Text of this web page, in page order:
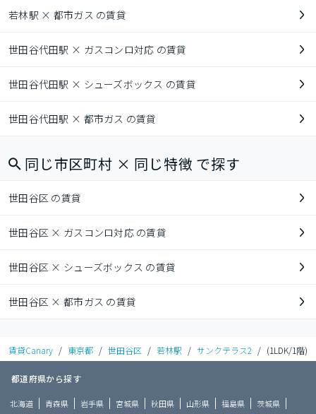
若林駅 × 都市ガス の賃貸
世田谷代田駅 × ガスコンロ対応 の賃貸
世田谷代田駅 × シューズボックス の賃貸
世田谷代田駅 × 都市ガス の賃貸
同じ市区町村 × 同じ特徴 で探す
世田谷区 の賃貸
世田谷区 × ガスコンロ対応 の賃貸
世田谷区 × シューズボックス の賃貸
世田谷区 × 都市ガス の賃貸
賃貸Canary / 東京都 / 世田谷区 / 若林駅 / サンクテラス2 / (1LDK/1階)
都道府県から探す
北海道 青森県 岩手県 宮城県 秋田県 山形県 福島県
茨城県